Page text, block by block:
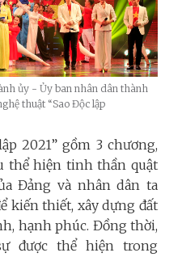
ủy - Ủy ban nhân dân thành
thuật “Sao Độc lập
2021” gồm 3 chương,
thể hiện tinh thần quật
Đảng và nhân dân ta
kiến thiết, xây dựng đất
hạnh phúc. Đồng thời,
được thể hiện trong